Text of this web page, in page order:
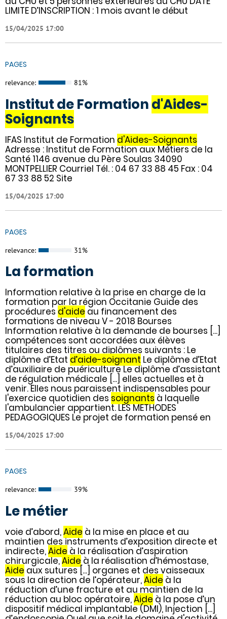
LIMITE D’INSCRIPTION : 1 mois avant le début
15/04/2025 17:00
PAGES
relevance: 81%
Institut de Formationd'Aides-
Soignants
IFAS Institut de Formation d'Aides-Soignants
Adresse : Institut de Formation aux Métiers de la
Santé 1146 avenue du Père Soulas 34090
MONTPELLIER Courriel Tél. : 04 67 33 88 45 Fax : 04
67 33 88 52 Site
15/04/2025 17:00
PAGES
relevance: 31%
La formation
Information relative à la prise en charge de la
formation par la région Occitanie Guide des
procédures d'aide au financement des
formations de niveau V - 2018 Bourses
Information relative à la demande de bourses [...]
compétences sont accordées aux élèves
titulaires des titres ou diplômes suivants : Le
diplôme d’Etat d’aide-soignant Le diplôme d’Etat
d’auxiliaire de puériculture Le diplôme d’assistant
de régulation médicale [...] elles actuelles et à
venir. Elles nous paraissent indispensables pour
l'exercice quotidien des soignants à laquelle
l'ambulancier appartient. LES METHODES
PEDAGOGIQUES Le projet de formation pensé en
15/04/2025 17:00
PAGES
relevance: 39%
Le métier
voie d’abord,Aide à la mise en place et au
maintien des instruments d’exposition directe et
indirecte,Aide à la réalisation d’aspiration
chirurgicale,Aide à la réalisation d’hémostase,
Aide aux sutures [...] organes et des vaisseaux
sous la direction de l’opérateur,Aide à la
réduction d’une fracture et au maintien de la
réduction au bloc opératoire,Aide à la pose d’un
dispositif médical implantable (DMI), Injection [...]